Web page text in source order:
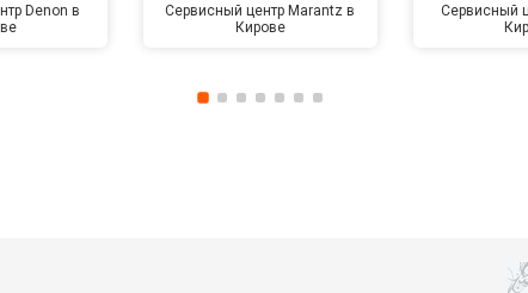
Denon в
Сервисный центр Marantz в
Кирове
Сервисный